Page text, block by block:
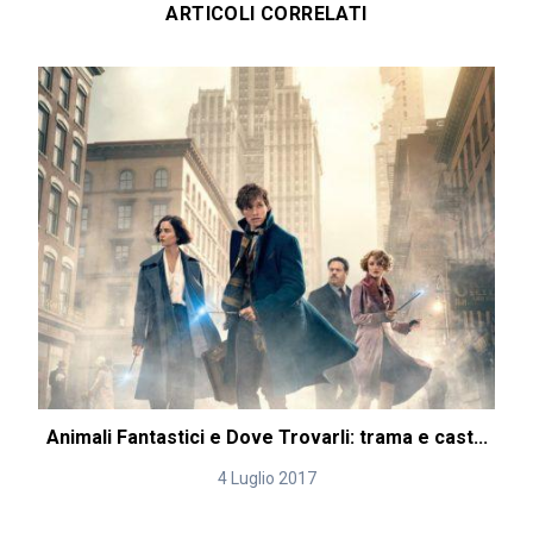
ARTICOLI CORRELATI
Animali Fantastici e Dove Trovarli: trama e cast...
4 Luglio 2017